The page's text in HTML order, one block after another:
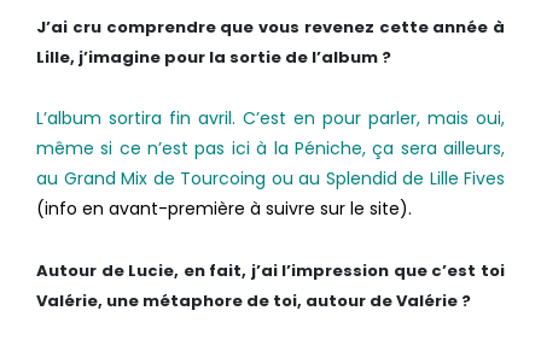
J’ai cru comprendre que vous revenez cette année à
Lille, j’imagine pour la sortie de l’album ?
L’album sortira fin avril. C’est en pour parler, mais oui,
même si ce n’est pas ici à la Péniche, ça sera ailleurs,
au Grand Mix de Tourcoing ou au Splendid de Lille Fives
(info en avant-première à suivre sur le site).
Autour de Lucie, en fait, j’ai l’impression que c’est toi
Valérie, une métaphore de toi, autour de Valérie ?